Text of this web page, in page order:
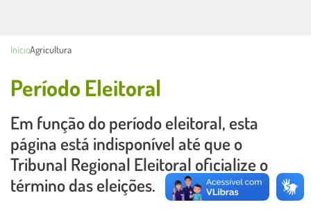
InícioAgricultura
Período Eleitoral
Conteúdo Principal
Em função do período eleitoral, esta
página está indisponível até que o
Tribunal Regional Eleitoral oficialize o
término das eleições.